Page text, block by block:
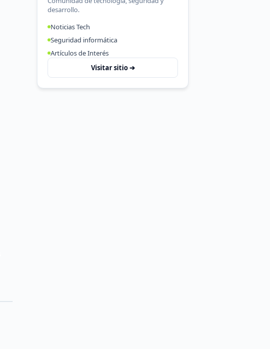
desarrollo.
Noticias Tech
Seguridad informática
Artículos de Interés
Visitar sitio ➔